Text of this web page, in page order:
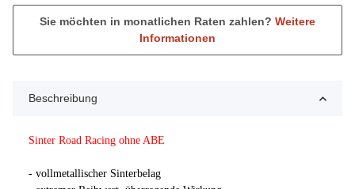
Sie möchten in monatlichen Raten zahlen? Weitere
Informationen
Beschreibung
Sinter Road Racing ohne ABE
- vollmetallischer Sinterbelag